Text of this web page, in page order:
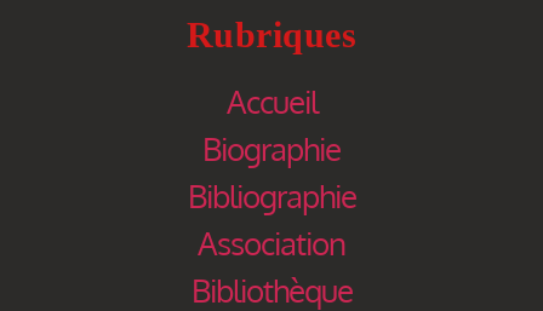
Rubriques
Accueil
Biographie
Bibliographie
Association
Bibliothèque